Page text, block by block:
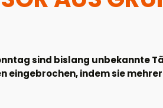
sind bislang unbekannte
eingebrochen, indem sie